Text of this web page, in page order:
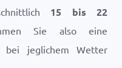
15 bis 22
Sie also eine
bei jeglichem Wetter